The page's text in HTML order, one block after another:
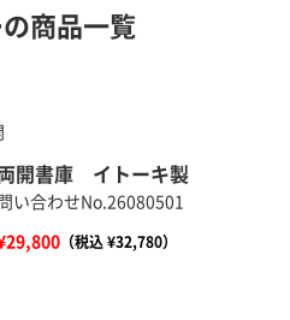
商品一覧
開書庫 イトーキ製
問い合わせNo.26080501
（税込 ¥32,780）